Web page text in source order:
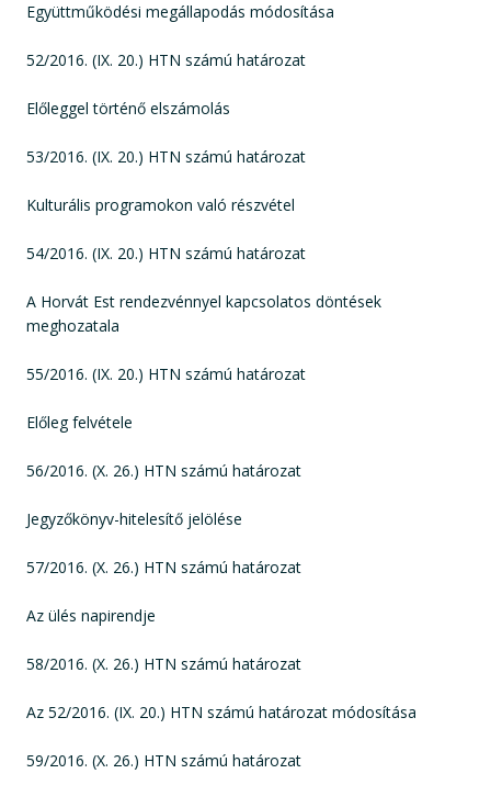
Együttműködési megállapodás módosítása
52/2016. (IX. 20.) HTN számú határozat
Előleggel történő elszámolás
53/2016. (IX. 20.) HTN számú határozat
Kulturális programokon való részvétel
54/2016. (IX. 20.) HTN számú határozat
A Horvát Est rendezvénnyel kapcsolatos döntések
meghozatala
55/2016. (IX. 20.) HTN számú határozat
Előleg felvétele
56/2016. (X. 26.) HTN számú határozat
Jegyzőkönyv-hitelesítő jelölése
57/2016. (X. 26.) HTN számú határozat
Az ülés napirendje
58/2016. (X. 26.) HTN számú határozat
Az 52/2016. (IX. 20.) HTN számú határozat módosítása
59/2016. (X. 26.) HTN számú határozat